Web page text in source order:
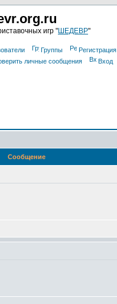
игр "ШЕДЕВР"
Группы
Регистрация
личные сообщения Вход
Сообщение